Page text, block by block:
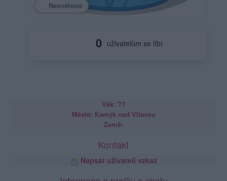
Neověřeno
0 uživatelům se líbí
Věk: ??
Město: Kamýk nad Vltavou
Země:
Kontakt
Napsat uživateli vzkaz